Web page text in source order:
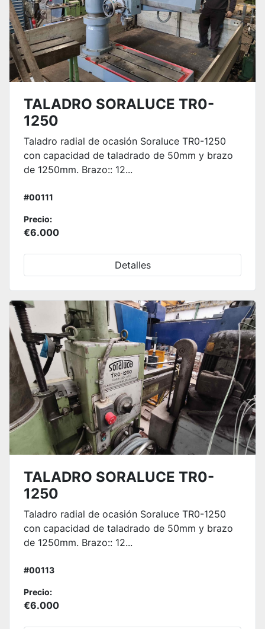
TALADRO SORALUCE TR0-
1250
Taladro radial de ocasión Soraluce TR0-1250
con capacidad de taladrado de 50mm y brazo
de 1250mm. Brazo:: 12...
#00111
Precio:
€6.000
Detalles
TALADRO SORALUCE TR0-
1250
Taladro radial de ocasión Soraluce TR0-1250
con capacidad de taladrado de 50mm y brazo
de 1250mm. Brazo:: 12...
#00113
Precio:
€6.000